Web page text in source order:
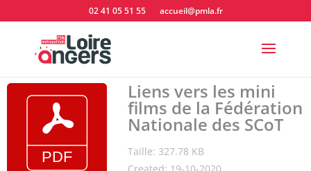
02 41 05 51 55 accueil@pmla.fr
Liens vers les mini
films de la Fédération
Nationale des SCoT
Taille: 327.78 KB